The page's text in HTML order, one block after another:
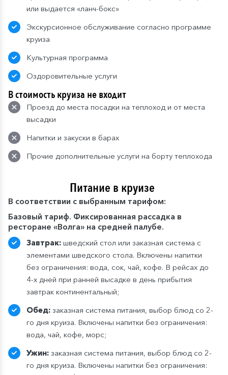
или выдается «ланч-бокс»
Экскурсионное обслуживание согласно программе
круиза
Культурная программа
Оздоровительные услуги
В стоимость круиза не входит
Проезд до места посадки на теплоход и от места
высадки
Напитки и закуски в барах
Прочие дополнительные услуги на борту теплохода
Питание в круизе
В соответствии с выбранным тарифом:
Базовый тариф. Фиксированная рассадка в
ресторане «Волга» на средней палубе.
Завтрак: шведский стол или заказная система с
элементами шведского стола. Включены напитки
без ограничения: вода, сок, чай, кофе. В рейсах до
4-х дней при ранней высадке в день прибытия
завтрак континентальный;
Обед: заказная система питания, выбор блюд со 2-
го дня круиза. Включены напитки без ограничения:
вода, чай, кофе, морс;
Ужин: заказная система питания, выбор блюд со 2-
го дня круиза. Включены напитки без ограничения: